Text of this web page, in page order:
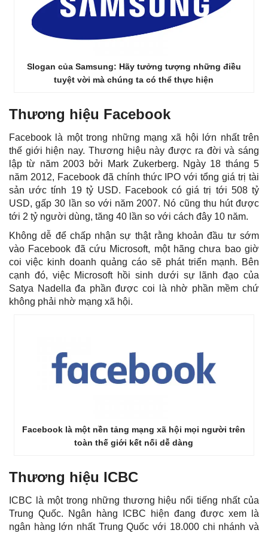
Slogan của Samsung: Hãy tưởng tượng những điều
tuyệt vời mà chúng ta có thể thực hiện
Thương hiệu Facebook
Facebook là một trong những mạng xã hội lớn nhất trên
thế giới hiện nay. Thương hiệu này được ra đời và sáng
lập từ năm 2003 bởi Mark Zukerberg. Ngày 18 tháng 5
năm 2012, Facebook đã chính thức IPO với tổng giá trị tài
sản ước tính 19 tỷ USD. Facebook có giá trị tới 508 tỷ
USD, gấp 30 lần so với năm 2007. Nó cũng thu hút được
tới 2 tỷ người dùng, tăng 40 lần so với cách đây 10 năm.
Không dễ để chấp nhận sự thật rằng khoản đầu tư sớm
vào Facebook đã cứu Microsoft, một hãng chưa bao giờ
coi việc kinh doanh quảng cáo sẽ phát triển mạnh. Bên
cạnh đó, việc Microsoft hồi sinh dưới sự lãnh đạo của
Satya Nadella đa phần được coi là nhờ phần mềm chứ
không phải nhờ mạng xã hội.
Facebook là một nền tảng mạng xã hội mọi người trên
toàn thế giới kết nối dễ dàng
Thương hiệu ICBC
ICBC là một trong những thương hiệu nổi tiếng nhất của
Trung Quốc. Ngân hàng ICBC hiện đang được xem là
ngân hàng lớn nhất Trung Quốc với 18.000 chi nhánh và